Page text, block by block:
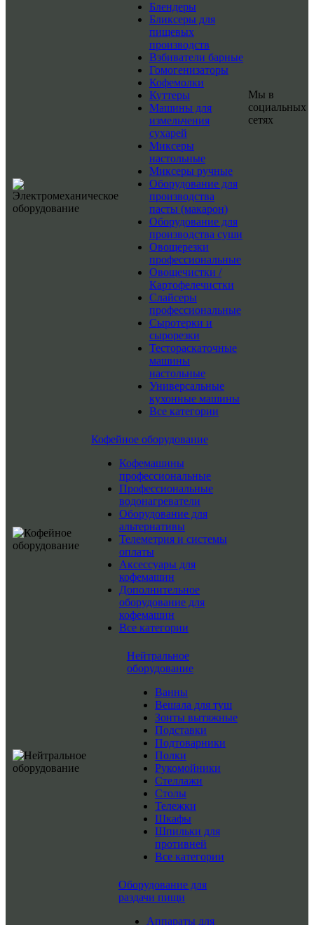
Блендеры
Бликсеры для
пищевых
производств
Взбиватели барные
Гомогенизаторы
Кофемолки
Куттеры
Машины для
измельчения
сухарей
Миксеры
настольные
Миксеры ручные
Оборудование для
производства
пасты (макарон)
Оборудование для
производства суши
Овощерезки
профессиональные
Овощечистки /
Картофелечистки
Слайсеры
профессиональные
Сыротерки и
сырорезки
Тестораскаточные
машины
настольные
Универсальные
кухонные машины
Все категории
Кофейное оборудование
Кофемашины
профессиональные
Профессиональные
водонагреватели
Оборудование для
альтернативы
Телеметрия и системы
оплаты
Аксессуары для
кофемашин
Дополнительное
оборудование для
кофемашин
Все категории
Нейтральное
оборудование
Ванны
Вешала для туш
Зонты вытяжные
Подставки
Подтоварники
Полки
Рукомойники
Стеллажи
Столы
Тележки
Шкафы
Шпильки для
противней
Все категории
Оборудование для
раздачи пищи
Аппараты для
Мы в
социальных
сетях